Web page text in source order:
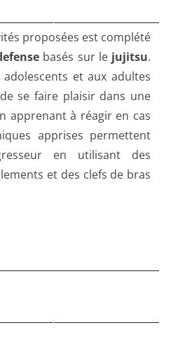
proposées est complété
basés sur le jujitsu.
et aux adultes
se faire plaisir dans une
apprenant à réagir en cas
apprises permettent
en utilisant des
et des clefs de bras